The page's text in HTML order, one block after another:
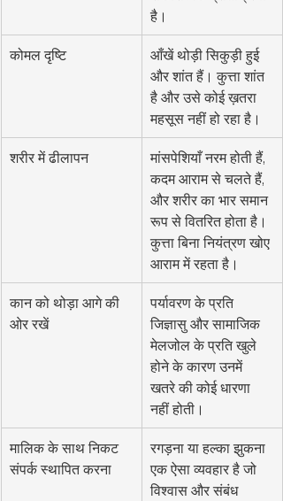
है।
कोमल दृष्टि
आँखें थोड़ी सिकुड़ी हुई
और शांत हैं। कुत्ता शांत
है और उसे कोई ख़तरा
महसूस नहीं हो रहा है।
शरीर में ढीलापन
मांसपेशियाँ नरम होती हैं,
कदम आराम से चलते हैं,
और शरीर का भार समान
रूप से वितरित होता है।
कुत्ता बिना नियंत्रण खोए
आराम में रहता है।
कान को थोड़ा आगे की
ओर रखें
पर्यावरण के प्रति
जिज्ञासु और सामाजिक
मेलजोल के प्रति खुले
होने के कारण उनमें
खतरे की कोई धारणा
नहीं होती।
मालिक के साथ निकट
संपर्क स्थापित करना
रगड़ना या हल्का झुकना
एक ऐसा व्यवहार है जो
विश्वास और संबंध